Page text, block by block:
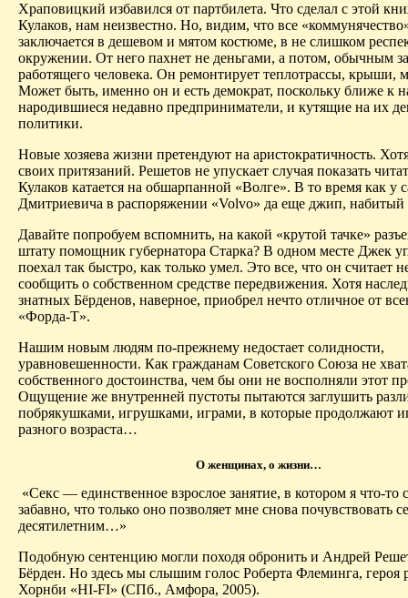
Храповицкий избавился от партбилета. Что сделал с этой
Кулаков, нам неизвестно. Но, видим, что все «коммунячество
заключается в дешевом и мятом костюме, в не слишком
окружении. От него пахнет не деньгами, а потом, обычным
работящего человека. Он ремонтирует теплотрассы, крыши,
Может быть, именно он и есть демократ, поскольку ближе к
народившиеся недавно предприниматели, и кутящие на их
политики.
Новые хозяева жизни претендуют на аристократичность.
своих притязаний. Решетов не упускает случая показать
Кулаков катается на обшарпанной «Волге». В то время как у
Дмитриевича в распоряжении «Volvo» да еще джип, набитый
Давайте попробуем вспомнить, на какой «крутой тачке»
штату помощник губернатора Старка? В одном месте Джек
поехал так быстро, как только умел. Это все, что он считает
сообщить о собственном средстве передвижения. Хотя
знатных Бёрденов, наверное, приобрел нечто отличное от
«Форда-Т».
Нашим новым людям по-прежнему недостает солидности,
уравновешенности. Как гражданам Советского Союза не
собственного достоинства, чем бы они не восполняли этот
Ощущение же внутренней пустоты пытаются заглушить
побрякушками, игрушками, играми, в которые продолжают
разного возраста…
О женщинах, о жизни…
«Секс — единственное взрослое занятие, в котором я что-
забавно, что только оно позволяет мне снова почувствовать
десятилетним…»
Подобную сентенцию могли походя обронить и Андрей
Бёрден. Но здесь мы слышим голос Роберта Флеминга, героя
Хорнби «HI-FI» (СПб., Амфора, 2005).